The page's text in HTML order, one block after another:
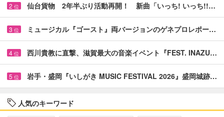
2 位 仙台貨物 2年半ぶり活動再開！ 新曲「いっち! いっち!!…
3 位 ミュージカル『ゴースト』両バージョンのゲネプロレポー…
4 位 西川貴教に直撃、滋賀最大の音楽イベント『FEST. INAZU…
5 位 岩手・盛岡『いしがき MUSIC FESTIVAL 2026』盛岡城跡…
人気のキーワード